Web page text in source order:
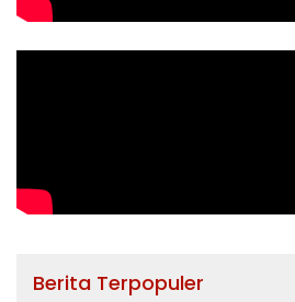
Berita Terpopuler